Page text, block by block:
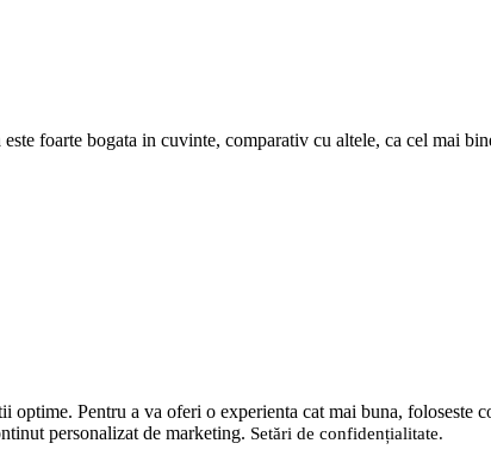
foarte bogata in cuvinte, comparativ cu altele, ca cel mai
Pentru a va oferi o experienta cat mai buna, foloseste
personalizat de marketing. Setări de confidențialitate.